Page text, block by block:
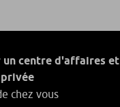
un centre d'affaires et
chez vous